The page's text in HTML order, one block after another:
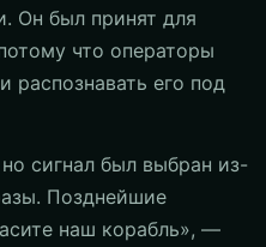
Он был принят для
что операторы
распознавать его под
сигнал был выбран из-
Позднейшие
наш корабль», —